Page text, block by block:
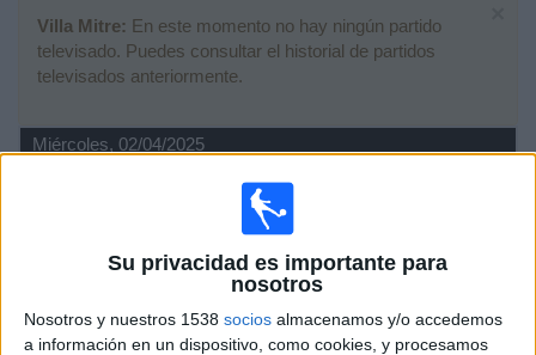
Su privacidad es importante para
nosotros
Nosotros y nuestros 1538 socios almacenamos y/o accedemos
a información en un dispositivo, como cookies, y procesamos
Villa Mitre: En este momento no hay ningún partido
televisado. Puedes consultar el historial de partidos
televisados anteriormente.
Miércoles, 02/04/2025
Banfield
Fanatiz (Ver en directo)
Widget